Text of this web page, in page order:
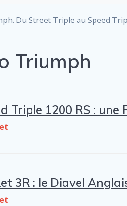
Du Street Triple au Speed
Triumph
Triple 1200 RS : une
3R : le Diavel